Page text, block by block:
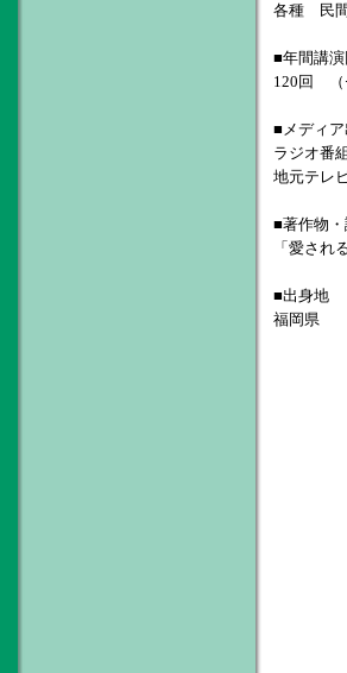
各種 民間
■年間講
120回 （
■メディ
ラジオ番組
地元テレ
■著作物
「愛され
■出身地
福岡県